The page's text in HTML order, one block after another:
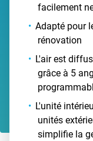
facilement
Adapté pour
rénovation
L'air est
grâce à 5
L'unité
unités
simplifie la